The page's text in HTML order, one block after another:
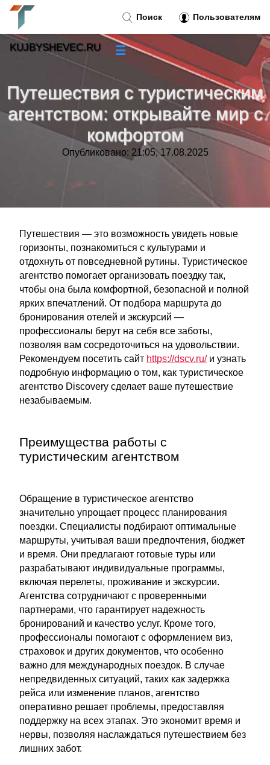
Путешествия с туристическим
агентством: открывайте мир с
комфортом
Опубликовано: 21:05, 17.08.2025
Путешествия — это возможность увидеть новые
горизонты, познакомиться с культурами и
отдохнуть от повседневной рутины. Туристическое
агентство помогает организовать поездку так,
чтобы она была комфортной, безопасной и полной
ярких впечатлений. От подбора маршрута до
бронирования отелей и экскурсий —
профессионалы берут на себя все заботы,
позволяя вам сосредоточиться на удовольствии.
Рекомендуем посетить сайт https://dscv.ru/и узнать
подробную информацию о том, как туристическое
агентство Discovery сделает ваше путешествие
незабываемым.
Преимущества работы с
туристическим агентством
Обращение в туристическое агентство
значительно упрощает процесс планирования
поездки. Специалисты подбирают оптимальные
маршруты, учитывая ваши предпочтения, бюджет
и время. Они предлагают готовые туры или
разрабатывают индивидуальные программы,
включая перелеты, проживание и экскурсии.
Агентства сотрудничают с проверенными
партнерами, что гарантирует надежность
бронирований и качество услуг. Кроме того,
профессионалы помогают с оформлением виз,
страховок и других документов, что особенно
важно для международных поездок. В случае
непредвиденных ситуаций, таких как задержка
рейса или изменение планов, агентство
оперативно решает проблемы, предоставляя
поддержку на всех этапах. Это экономит время и
нервы, позволяя наслаждаться путешествием без
лишних забот.
Поиск Пользователям
KUJBYSHEVEC.RU ☰
Новости»
Тренды новостей »
Рубрики»
Контакт»